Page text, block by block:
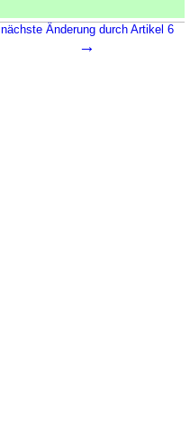
nächste Änderung durch Artikel 6
→